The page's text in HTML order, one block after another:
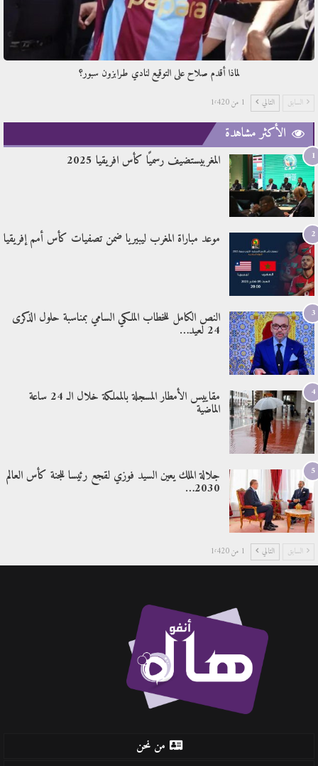
لماذا أقدم صلاح على التوقيع لنادي طرابزون سبور؟
السابق التالي 1 من 1٬420
الأكثر مشاهدة
1 المغربيستضيف رسميًا كأس افريقيا 2025
2 موعد مباراة المغرب ليبيريا ضمن تصفيات كأس أمم إفريقيا
3 النص الكامل للخطاب الملكي السامي بمناسبة حلول الذكرى
24 لعيد…
4 مقاييس الأمطار المسجلة بالمملكة خلال الـ 24 ساعة
الماضية
5 جلالة الملك يعين السيد فوزي لقجع رئيسا للجنة كأس العالم
2030…
السابق التالي 1 من 1٬420
من نحن